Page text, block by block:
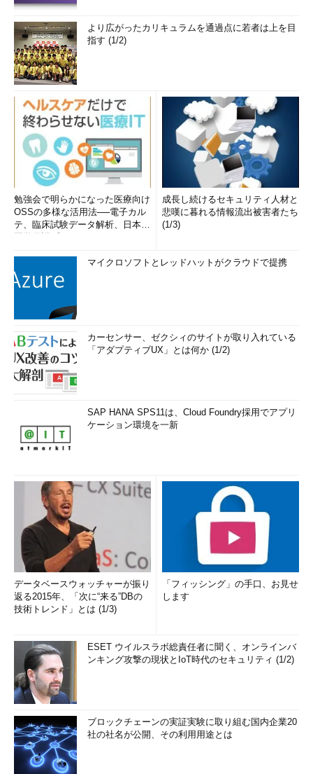
より広がったカリキュラムを通過点に若者は上を目
指す (1/2)
勉強会で明らかになった医療向け
OSSの多様な活用法──電子カル
テ、臨床試験データ解析、日本語
成長し続けるセキュリティ人材と
悲嘆に暮れる情報流出被害者たち
(1/3)
マイクロソフトとレッドハットがクラウドで提携
カーセンサー、ゼクシィのサイトが取り入れている
「アダプティブUX」とは何か (1/2)
SAP HANA SPS11は、Cloud Foundry採用でアプリ
ケーション環境を一新
データベースウォッチャーが振り
返る2015年、「次に“来る”DBの
技術トレンド」とは (1/3)
「フィッシング」の手口、お見せ
します
ESET ウイルスラボ総責任者に聞く、オンラインバ
ンキング攻撃の現状とIoT時代のセキュリティ (1/2)
ブロックチェーンの実証実験に取り組む国内企業20
社の社名が公開、その利用用途とは